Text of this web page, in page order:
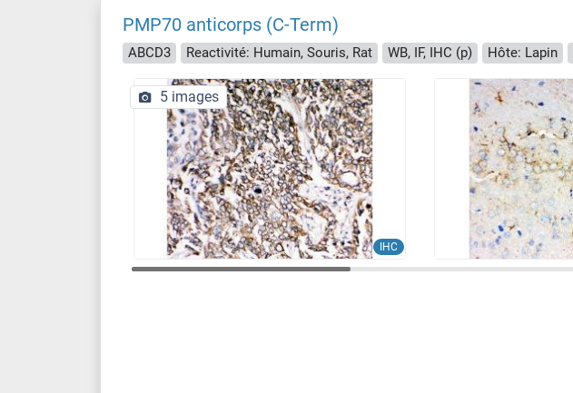
PMP70 anticorps (C-Term)
ABCD3 Reactivité: Humain, Souris, Rat WB, IF, IHC (p) Hôte: Lapin
IHC
5 images